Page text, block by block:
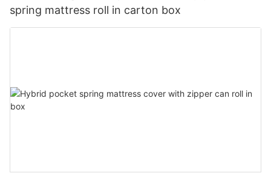
spring mattress roll in carton box